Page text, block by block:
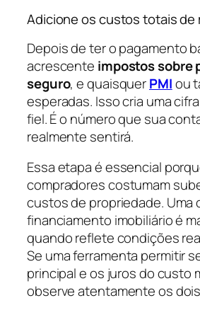
Adicione os custos totais de
Depois de ter o pagamento
acrescente impostos sobre
seguro, e quaisquerPMIou
esperadas. Isso cria uma
fiel. É o número que sua
realmente sentirá.
Essa etapa é essencial
compradores costumam
custos de propriedade. Uma
financiamento imobiliário é
quando reflete condições
Se uma ferramenta permitir
principal e os juros do custo
observe atentamente os